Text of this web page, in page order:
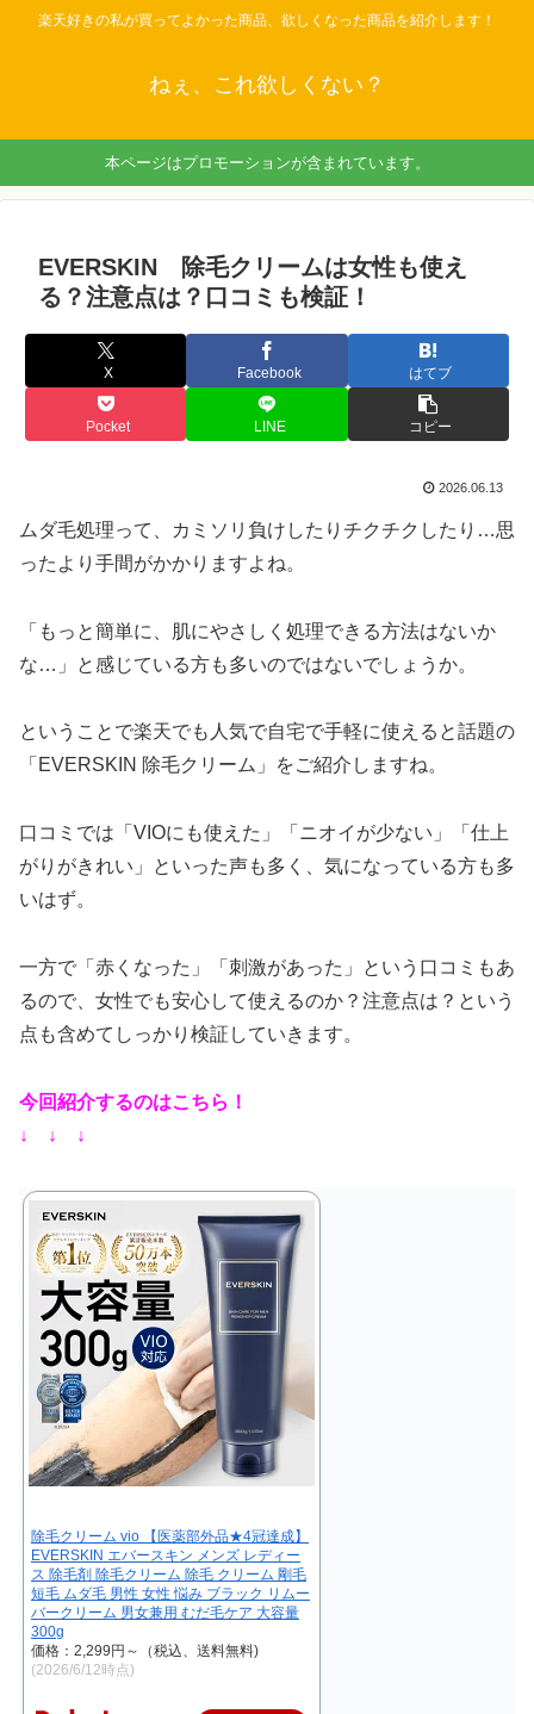
楽天好きの私が買ってよかった商品、欲しくなった商品を紹介します！
ねぇ、これ欲しくない？
本ページはプロモーションが含まれています。
EVERSKIN 除毛クリームは女性も使え
る？注意点は？口コミも検証！
X Facebook はてブ
Pocket LINE コピー
2026.06.13
ムダ毛処理って、カミソリ負けしたりチクチクしたり…思
ったより手間がかかりますよね。
「もっと簡単に、肌にやさしく処理できる方法はないか
な…」と感じている方も多いのではないでしょうか。
ということで楽天でも人気で自宅で手軽に使えると話題の
「EVERSKIN 除毛クリーム」をご紹介しますね。
口コミでは「VIOにも使えた」「ニオイが少ない」「仕上
がりがきれい」といった声も多く、気になっている方も多
いはず。
一方で「赤くなった」「刺激があった」という口コミもあ
るので、女性でも安心して使えるのか？注意点は？という
点も含めてしっかり検証していきます。
今回紹介するのはこちら！
↓ ↓ ↓
除毛クリーム vio 【医薬部外品★4冠達成】
EVERSKIN エバースキン メンズ レディー
ス 除毛剤 除毛クリーム 除毛 クリーム 剛毛
短毛 ムダ毛 男性 女性 悩み ブラック リムー
バークリーム 男女兼用 むだ毛ケア 大容量
300g
価格：2,299円～（税込、送料無料)
(2026/6/12時点)